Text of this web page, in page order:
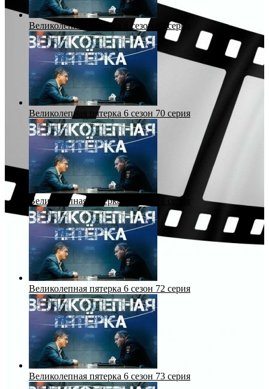
Великолепная пятерка 6 сезон 69 серия
Великолепная пятерка 6 сезон 70 серия
Великолепная пятерка 6 сезон 71 серия
Великолепная пятерка 6 сезон 72 серия
Великолепная пятерка 6 сезон 73 серия